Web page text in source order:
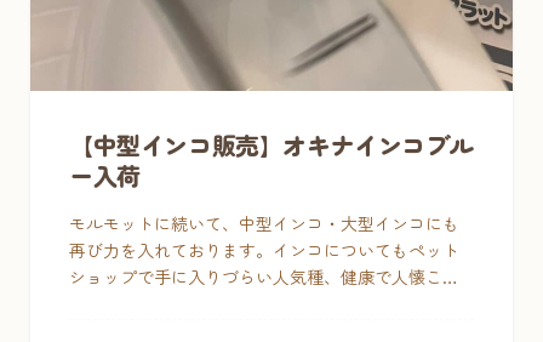
【中型インコ販売】オキナインコブル
ー入荷
モルモットに続いて、中型インコ・大型インコにも
再び力を入れております。インコについてもペット
ショップで手に入りづらい人気種、健康で人懐こい